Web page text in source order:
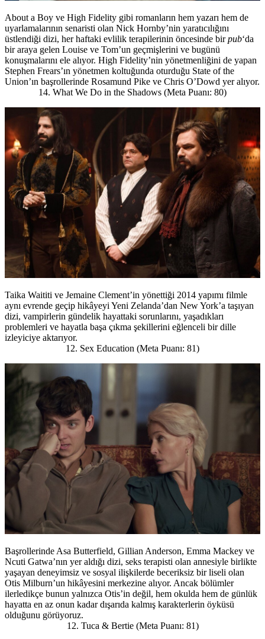
About a Boy ve High Fidelity gibi romanların hem yazarı hem de
uyarlamalarının senaristi olan Nick Hornby’nin yaratıcılığını
üstlendiği dizi, her haftaki evlilik terapilerinin öncesinde birpub‘da
bir araya gelen Louise ve Tom’un geçmişlerini ve bugünü
konuşmalarını ele alıyor. High Fidelity’nin yönetmenliğini de yapan
Stephen Frears’ın yönetmen koltuğunda oturduğu State of the
Union’ın başrollerinde Rosamund Pike ve Chris O’Dowd yer alıyor.
14. What We Do in the Shadows (Meta Puanı: 80)
Taika Waititi ve Jemaine Clement’in yönettiği 2014 yapımı filmle
aynı evrende geçip hikâyeyi Yeni Zelanda’dan New York’a taşıyan
dizi, vampirlerin gündelik hayattaki sorunlarını, yaşadıkları
problemleri ve hayatla başa çıkma şekillerini eğlenceli bir dille
izleyiciye aktarıyor.
12. Sex Education (Meta Puanı: 81)
Başrollerinde Asa Butterfield, Gillian Anderson, Emma Mackey ve
Ncuti Gatwa’nın yer aldığı dizi, seks terapisti olan annesiyle birlikte
yaşayan deneyimsiz ve sosyal ilişkilerde beceriksiz bir liseli olan
Otis Milburn’un hikâyesini merkezine alıyor. Ancak bölümler
ilerledikçe bunun yalnızca Otis’in değil, hem okulda hem de günlük
hayatta en az onun kadar dışarıda kalmış karakterlerin öyküsü
olduğunu görüyoruz.
12. Tuca & Bertie (Meta Puanı: 81)